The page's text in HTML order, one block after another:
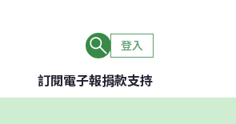
登入
訂閱電子報捐款支持